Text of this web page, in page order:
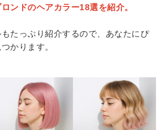
ンドのヘアカラー18選を紹介。
たっぷり紹介するので、あなたにぴ
かります。